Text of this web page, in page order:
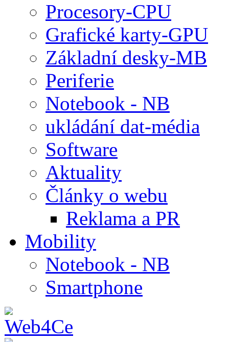
Procesory-CPU
Grafické karty-GPU
Základní desky-MB
Periferie
Notebook - NB
ukládání dat-média
Software
Aktuality
Články o webu
Reklama a PR
Mobility
Notebook - NB
Smartphone